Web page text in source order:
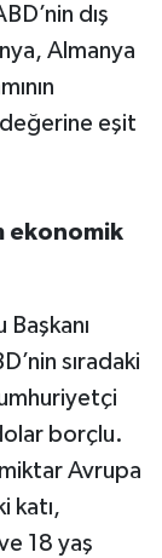
dış
Almanya
değerine eşit
ekonomik
sıradaki
borçlu.
Avrupa
katı,
18 yaş